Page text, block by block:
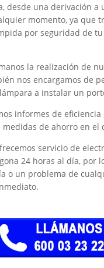
desde una derivación a
momento, ya que
por seguridad de
la realización de
nos encargamos de
a instalar un
informes de eficiencia
medidas de ahorro en el
servicio de
24 horas al día, por
o un problema de